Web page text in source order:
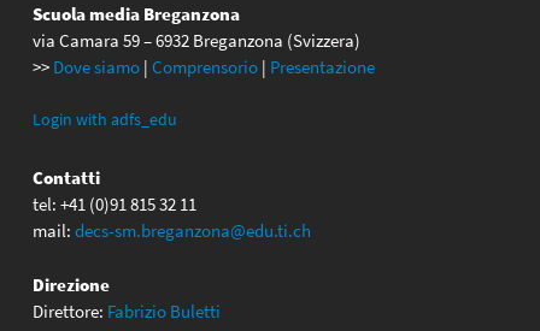
Scuola media Breganzona
via Camara 59 – 6932 Breganzona (Svizzera)
>> Dove siamo | Comprensorio | Presentazione
Login with adfs_edu
Contatti
tel: +41 (0)91 815 32 11
mail: decs-sm.breganzona@edu.ti.ch
Direzione
Direttore: Fabrizio Buletti